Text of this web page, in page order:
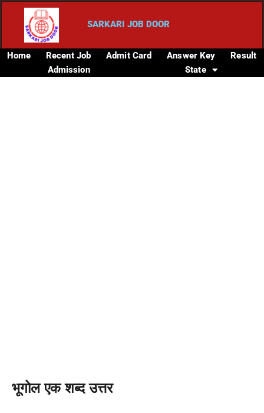
SARKARI JOB DOOR
Home Recent Job Admit Card Answer Key
Result
Admission
State
भूगोल एक शब्द उत्तर